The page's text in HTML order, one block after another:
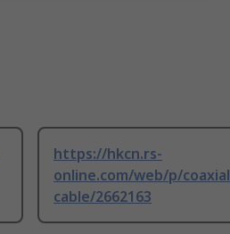
https://hkcn.rs-
online.com/web/p/
cable/2662163